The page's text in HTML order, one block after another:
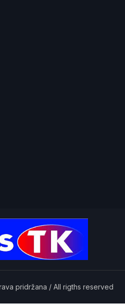
pridržana / All rigths reserved